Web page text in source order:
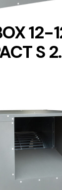
12-
S
DETAILS